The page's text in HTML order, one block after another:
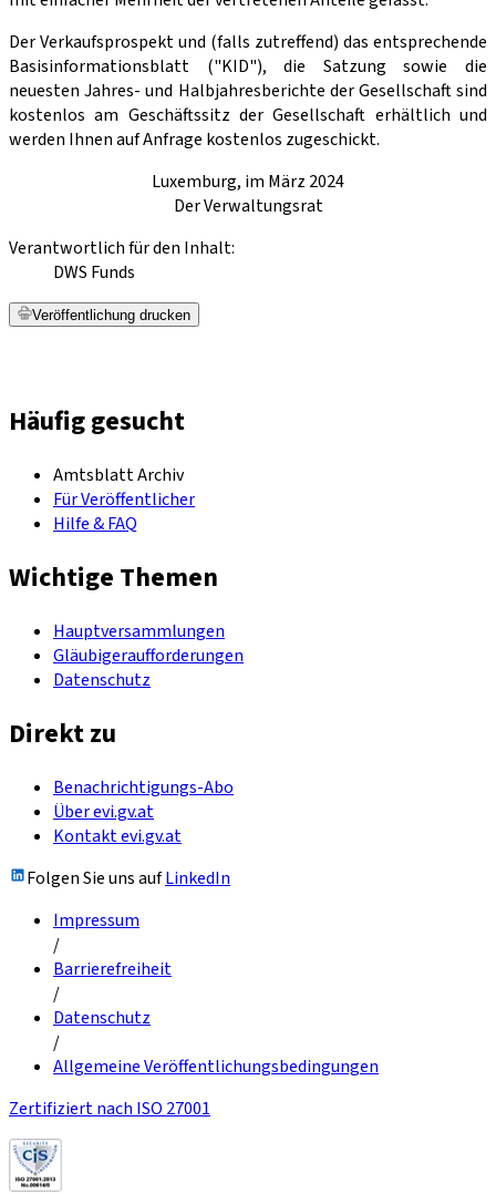
Der Verkaufsprospekt und (falls zutreffend) das entsprechende
Basisinformationsblatt ("KID"), die Satzung sowie die
neuesten Jahres- und Halbjahresberichte der Gesellschaft sind
kostenlos am Geschäftssitz der Gesellschaft erhältlich und
werden Ihnen auf Anfrage kostenlos zugeschickt.
Luxemburg, im März 2024
Der Verwaltungsrat
Verantwortlich für den Inhalt:
DWS Funds
Veröffentlichung drucken
Häufig gesucht
Amtsblatt Archiv
Für Veröffentlicher
Hilfe & FAQ
Wichtige Themen
Hauptversammlungen
Gläubigeraufforderungen
Datenschutz
Direkt zu
Benachrichtigungs-Abo
Über evi.gv.at
Kontakt evi.gv.at
Folgen Sie uns aufLinkedIn
Impressum
/
Barrierefreiheit
/
Datenschutz
/
Allgemeine Veröffentlichungsbedingungen
Zertifiziert nach ISO 27001